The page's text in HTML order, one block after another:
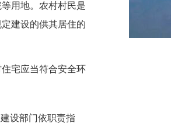
用地。 农村村民是
建设的供其居住的
宅应当符合安全环
设部门依职责指